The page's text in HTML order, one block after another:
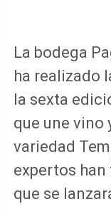
La bodega
ha realizado
la sexta
que une vino
variedad
expertos han
que se